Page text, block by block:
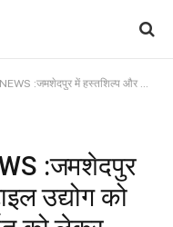
उद्योग को मिलेगा नया बाजार, निर्यात को लेकर जागरूकता कार्यक्रम आयोजित
:जमशेदपुर
उद्योग को